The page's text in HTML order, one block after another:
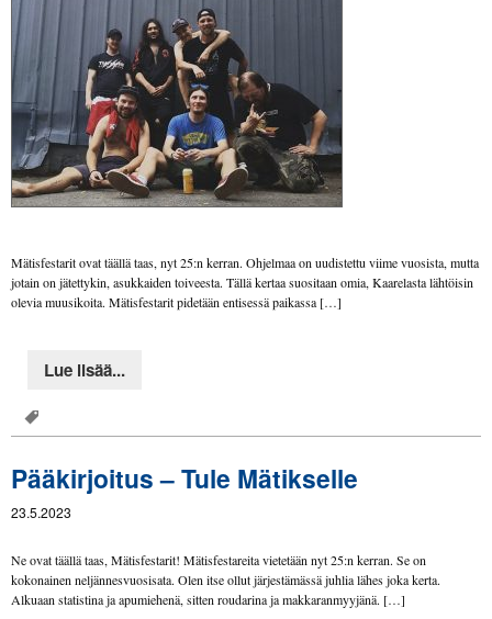
Mätisfestarit ovat täällä taas, nyt 25:n kerran. Ohjelmaa on uudistettu viime vuosista, mutta
jotain on jätettykin, asukkaiden toiveesta. Tällä kertaa suositaan omia, Kaarelasta lähtöisin
olevia muusikoita. Mätisfestarit pidetään entisessä paikassa […]
Lue lisää...
Pääkirjoitus – Tule Mätikselle
23.5.2023
Ne ovat täällä taas, Mätisfestarit! Mätisfestareita vietetään nyt 25:n kerran. Se on
kokonainen neljännesvuosisata. Olen itse ollut järjestämässä juhlia lähes joka kerta.
Alkuaan statistina ja apumiehenä, sitten roudarina ja makkaranmyyjänä. […]